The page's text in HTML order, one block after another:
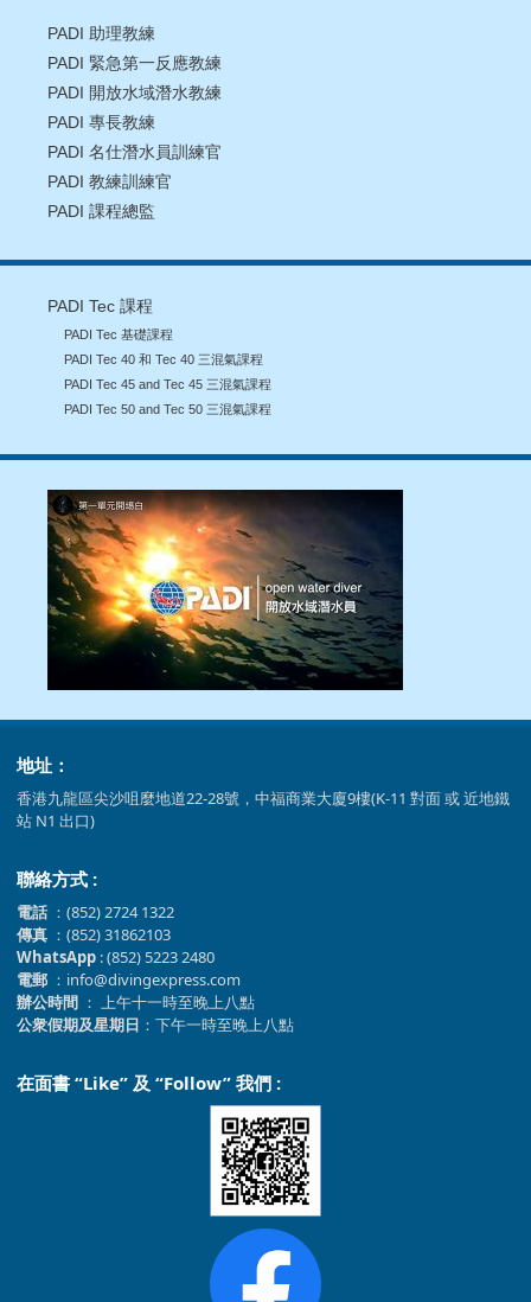
PADI 助理教練
PADI 緊急第一反應教練
PADI 開放水域潛水教練
PADI 專長教練
PADI 名仕潛水員訓練官
PADI 教練訓練官
PADI 課程總監
PADI Tec 課程
PADI Tec 基礎課程
PADI Tec 40 和 Tec 40 三混氣課程
PADI Tec 45 and Tec 45 三混氣課程
PADI Tec 50 and Tec 50 三混氣課程
地址：
香港九龍區尖沙咀麼地道22-28號，中福商業大廈9樓(K-11 對面 或 近地鐵
站 N1 出口)
聯絡方式 :
電話 ：(852) 2724 1322
傳真 ：(852) 31862103
WhatsApp : (852) 5223 2480
電郵 ：info@divingexpress.com
辦公時間 ： 上午十一時至晚上八點
公衆假期及星期日 ：下午一時至晚上八點
在面書 “Like” 及 “Follow” 我們 :